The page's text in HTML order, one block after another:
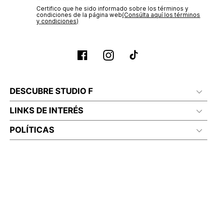
Certifico que he sido informado sobre los términos y
condiciones de la página web‎(Consúlta aquí los términos
y condiciones)
DESCUBRE STUDIO F
LINKS DE INTERÉS
POLÍTICAS